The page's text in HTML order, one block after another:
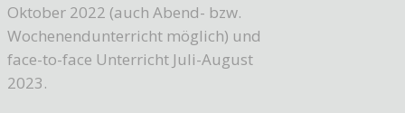
Oktober 2022 (auch Abend- bzw.
Wochenendunterricht möglich) und
face-to-face Unterricht Juli-August
2023.